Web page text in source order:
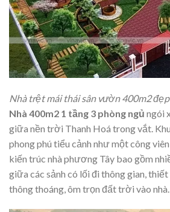
Nhà trệt mái thái sân vườn 400m2
Nhà 400m2 1 tầng 3 phòng ngủ ngói
giữa nền trời Thanh Hoá trong vắt.
phong phú tiểu cảnh như một công
kiến trúc nhà phương Tây bao gồm
giữa các sảnh có lối đi thông gian,
thông thoáng, ôm trọn đất trời vào nhà.